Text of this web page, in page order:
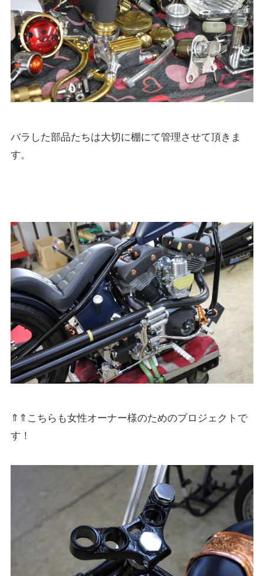
バラした部品たちは大切に棚にて管理させて頂きま
す。
⇑⇑こちらも女性オーナー様のためのプロジェクトで
す！